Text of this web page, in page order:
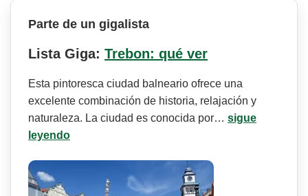
Parte de un gigalista
Lista Giga: Trebon: qué ver
Esta pintoresca ciudad balneario ofrece una
excelente combinación de historia, relajación y
naturaleza. La ciudad es conocida por… sigue
leyendo